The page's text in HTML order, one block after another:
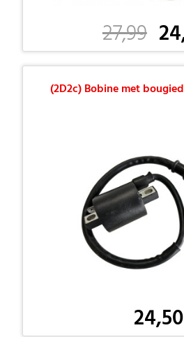
27,99
(2D2c) Bobine met
24,50